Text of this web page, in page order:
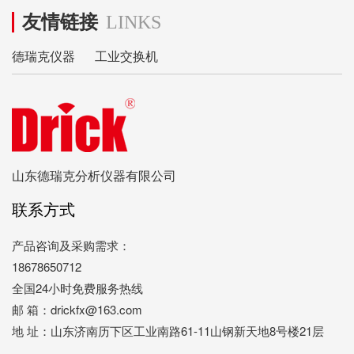
友情链接 LINKS
德瑞克仪器 工业交换机
山东德瑞克分析仪器有限公司
联系方式
产品咨询及采购需求：
18678650712
全国24小时免费服务热线
邮 箱：drickfx@163.com
地 址：山东济南历下区工业南路61-11山钢新天地8号楼21层